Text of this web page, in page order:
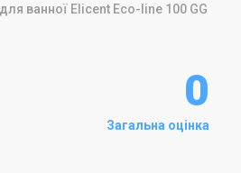
ванної Elicent Eco-line 100 GG
0
Загальна оцінка